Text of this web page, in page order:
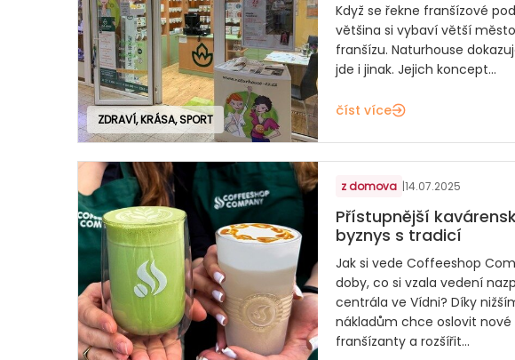
ZDRAVÍ, KRÁSA, SPORT
Když se řekne franšízové
většina si vybaví větší
franšízu. Naturhouse
jde i jinak. Jejich koncept...
číst více
z domova |14.07.2025
Přístupnější
byznys s tradicí
Jak si vede Coffeeshop
doby, co si vzala vedení
centrála ve Vídni? Díky
nákladům chce oslovit nové
franšízanty a rozšířit...